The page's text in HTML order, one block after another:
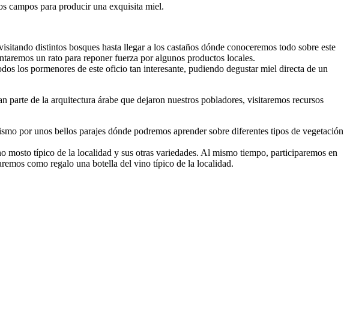
campos para producir una exquisita miel.
distintos bosques hasta llegar a los castaños dónde conoceremos todo sobre este
un rato para reponer fuerza por algunos productos locales.
los pormenores de este oficio tan interesante, pudiendo degustar miel directa de un
de la arquitectura árabe que dejaron nuestros pobladores, visitaremos recursos
por unos bellos parajes dónde podremos aprender sobre diferentes tipos de vegetación
típico de la localidad y sus otras variedades. Al mismo tiempo, participaremos en
como regalo una botella del vino típico de la localidad.